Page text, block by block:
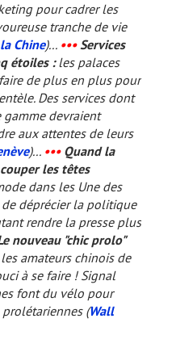
pour cadrer les
tranche de vie
Chine)... •••Services
étoiles :les palaces
de plus en plus pour
Des services dont
devraient
aux attentes de leurs
)... •••Quand la
les têtes
dans les Une des
déprécier la politique
rendre la presse plus
nouveau "chic prolo"
amateurs chinois de
à se faire ! Signal
font du vélo pour
(Wall